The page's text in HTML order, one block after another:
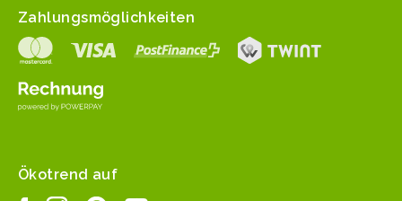
Zahlungsmöglichkeiten
Ökotrend auf